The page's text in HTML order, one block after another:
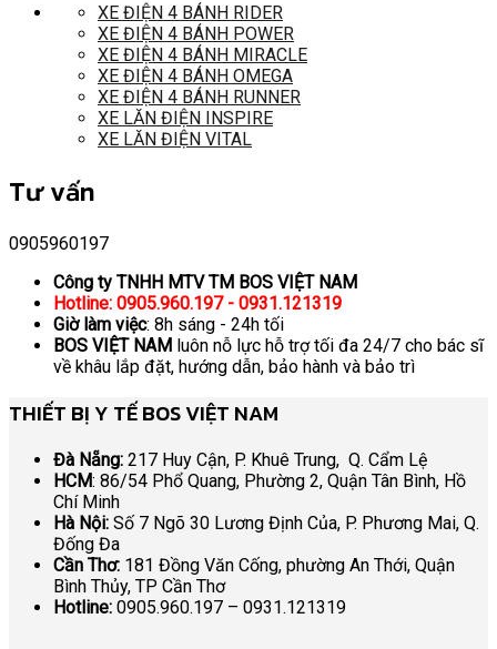
XE ĐIỆN 4 BÁNH RIDER
XE ĐIỆN 4 BÁNH POWER
XE ĐIỆN 4 BÁNH MIRACLE
XE ĐIỆN 4 BÁNH OMEGA
XE ĐIỆN 4 BÁNH RUNNER
XE LĂN ĐIỆN INSPIRE
XE LĂN ĐIỆN VITAL
Tư vấn
0905960197
Công ty TNHH MTV TM BOS VIỆT NAM
Hotline: 0905.960.197 - 0931.121319
Giờ làm việc: 8h sáng - 24h tối
BOS VIỆT NAM luôn nỗ lực hỗ trợ tối đa 24/7 cho bác sĩ
về khâu lắp đặt, hướng dẫn, bảo hành và bảo trì
THIẾT BỊ Y TẾ BOS VIỆT NAM
Đà Nẵng: 217 Huy Cận, P. Khuê Trung, Q. Cẩm Lệ
HCM: 86/54 Phổ Quang, Phường 2, Quận Tân Bình, Hồ
Chí Minh
Hà Nội: Số 7 Ngõ 30 Lương Định Của, P. Phương Mai, Q.
Đống Đa
Cần Thơ: 181 Đồng Văn Cống, phường An Thới, Quận
Bình Thủy, TP Cần Thơ
Hotline: 0905.960.197 – 0931.121319